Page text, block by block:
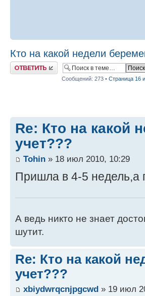
Кто на какой недели
Ответить
Сообщений: 273 • Страница 16
Re: Кто на какой
учет???
Tohin » 18 июл 2010, 10:29
Пришла в 4-5 недель,а
А ведь никто не знает
шутит.
Re: Кто на какой
учет???
xbiydwrqcnjpgcwd » 19 июл